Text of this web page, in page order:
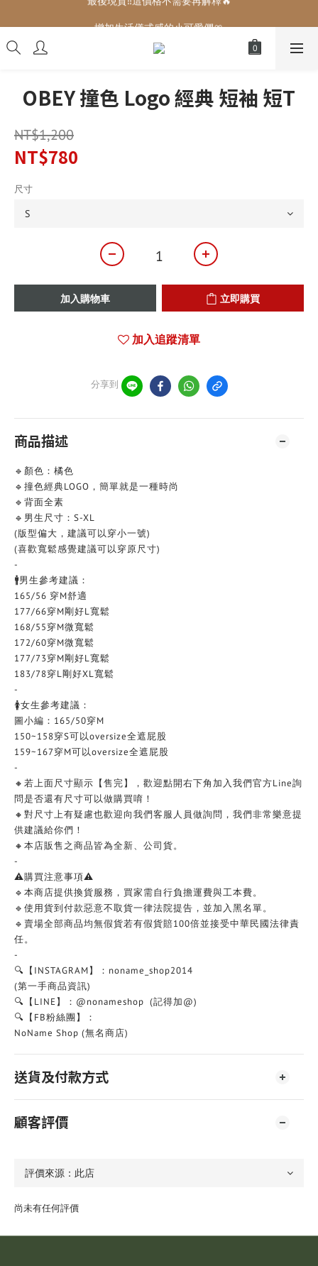
增加生活儀式感的小可愛們🎀
OBEY 撞色 Logo 經典 短袖 短T
NT$1,200
NT$780
尺寸
加入購物車 立即購買
加入追蹤清單
分享到
商品描述
🔹顏色：橘色
🔹撞色經典LOGO，簡單就是一種時尚
🔹背面全素
🔹男生尺寸：S-XL
(版型偏大，建議可以穿小一號)
(喜歡寬鬆感覺建議可以穿原尺寸)
-
🚹男生參考建議：
165/56 穿M舒適
177/66穿M剛好L寬鬆
168/55穿M微寬鬆
172/60穿M微寬鬆
177/73穿M剛好L寬鬆
183/78穿L剛好XL寬鬆
-
🚺女生參考建議：
圖小編：165/50穿M
150~158穿S可以oversize全遮屁股
159~167穿M可以oversize全遮屁股
-
🔸若上面尺寸顯示【售完】，歡迎點開右下角加入我們官方Line詢
問是否還有尺寸可以做購買唷！
🔸對尺寸上有疑慮也歡迎向我們客服人員做詢問，我們非常樂意提
供建議給你們！
🔸本店販售之商品皆為全新、公司貨。
-
⚠️購買注意事項⚠️
🔹本商店提供換貨服務，買家需自行負擔運費與工本費。
🔹使用貨到付款惡意不取貨一律法院提告，並加入黑名單。
🔹賣場全部商品均無假貨若有假貨賠100倍並接受中華民國法律責
任。
-
🔍【INSTAGRAM】：noname_shop2014
(第一手商品資訊)
🔍【LINE】：@nonameshop (記得加@)
🔍【FB粉絲團】：
NoName Shop (無名商店)
送貨及付款方式
顧客評價
尚未有任何評價